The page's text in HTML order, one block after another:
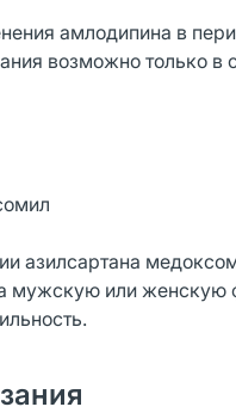
амлодипина в
возможно только в
азилсартана
мужскую или женскую